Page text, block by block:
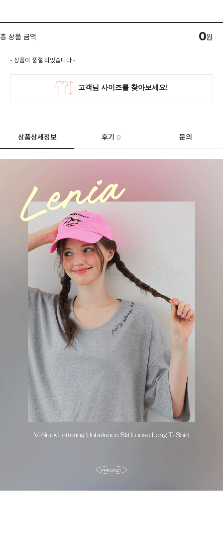
총 상품 금액 0원
- 상품이 품절 되었습니다 -
상품상세정보 후기0 문의